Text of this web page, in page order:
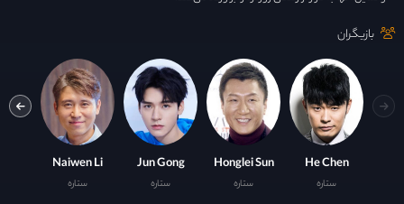
بازیگران
He Chen
ستاره
Honglei Sun
ستاره
Jun Gong
ستاره
Naiwen Li
ستاره